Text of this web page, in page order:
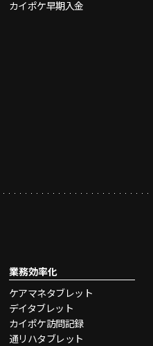
カイポケ早期入金
業務効率化
ケアマネタブレット
デイタブレット
カイポケ訪問記録
通リハタブレット